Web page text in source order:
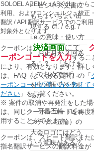
SOLOEL ARENA（ASKUL）から
利用、およびコンシェルジュ校正
翻訳 / API 翻訳サービスでのご利
対象外となります
クーポンは決済画面にて、
ーポンコードを入力するこ
により、有効となります。詳し
は、FAQ（よくある質問）の「
ーポンコードの使い方を教えて
ださい 」をご覧ください。
※ 案件の取消や再発注をした
は、同じクーポンコードを再度
用することができます
クーポンは、スピード翻訳また
指名翻訳サービスの翻訳料金が
ビジネス文書に
もちょいちょい出
現する cf. / e.g. /
i.e.の意味・使い方
お正月が 2 回あ
る！？ 「あけま
しておめでとう」
を中国語でどうす
るか
平昌五輪（ピョ
ンチャン五輪）の
大会ロゴにはどう
いう意味がある？